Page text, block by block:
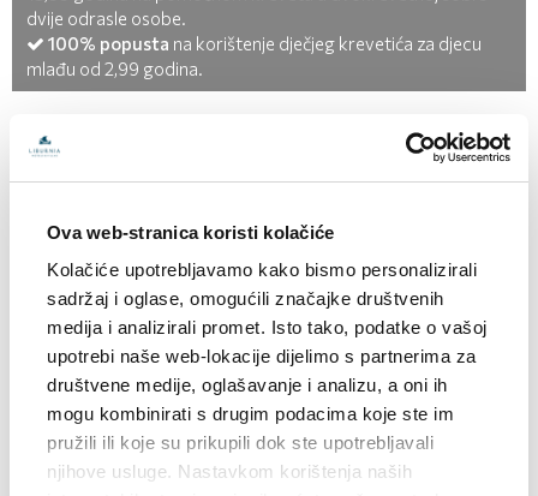
Ova web-stranica koristi kolačiće
Kolačiće upotrebljavamo kako bismo personalizirali
sadržaj i oglase, omogućili značajke društvenih
medija i analizirali promet. Isto tako, podatke o vašoj
upotrebi naše web-lokacije dijelimo s partnerima za
društvene medije, oglašavanje i analizu, a oni ih
mogu kombinirati s drugim podacima koje ste im
pružili ili koje su prikupili dok ste upotrebljavali
njihove usluge. Nastavkom korištenja naših
dvije odrasle osobe.
100% popusta na korištenje dječjeg krevetića za djecu
mlađu od 2,99 godina.
(25 fotografija) (25 fotografija)
Hotel nudi razne sadržaje i usluge namijenjene obiteljima:
dva vanjska bazena, od kojih je jedan dječji, unutarnji bazen s
grijanom morskom vodom, zabava i animacija za odrasle i
djecu. U blizini je i plaža, kao stvorena za obiteljsko uživanje
na suncu.